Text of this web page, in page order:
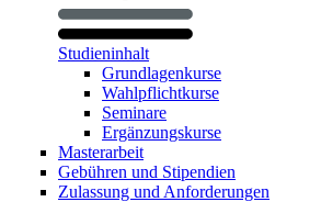
Studieninhalt
Grundlagenkurse
Wahlpflichtkurse
Seminare
Ergänzungskurse
Masterarbeit
Gebühren und Stipendien
Zulassung und Anforderungen